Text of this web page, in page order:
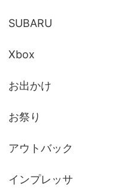
SUBARU
Xbox
お出かけ
お祭り
アウトバック
インプレッサ